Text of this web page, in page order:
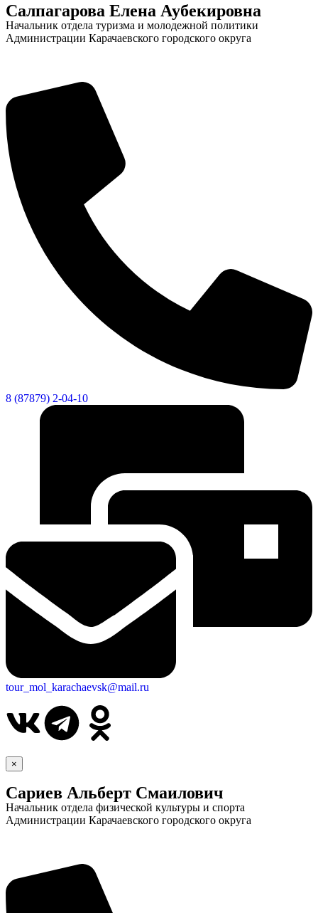
Салпагарова Елена Аубекировна
Начальник отдела туризма и молодежной политики
Администрации Карачаевского городского округа
8 (87879) 2-04-10
tour_mol_karachaevsk@mail.ru
×
Сариев Альберт Смаилович
Начальник отдела физической культуры и спорта
Администрации Карачаевского городского округа